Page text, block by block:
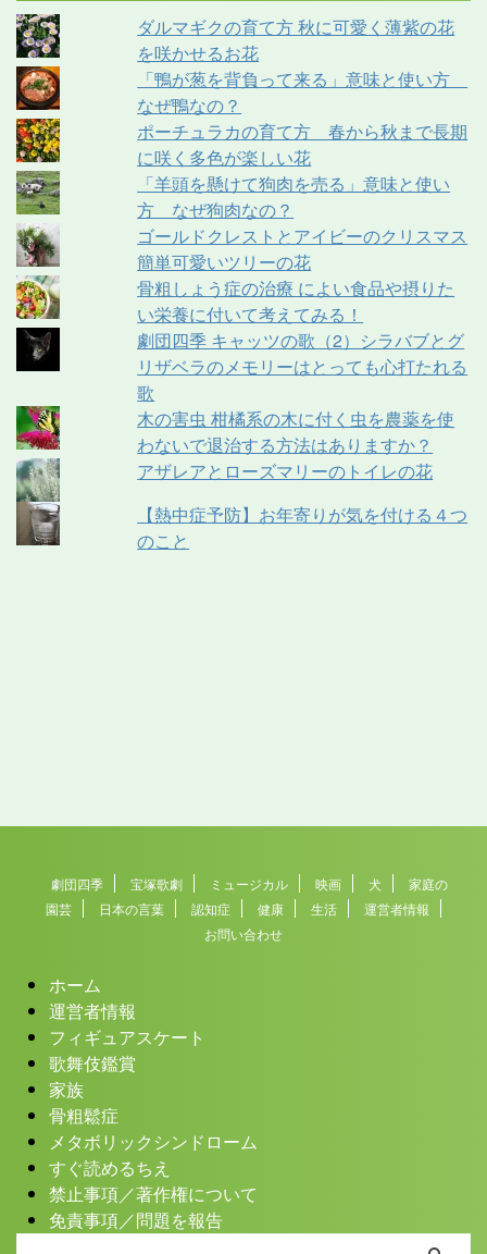
ダルマギクの育て方 秋に可愛く薄紫の花
を咲かせるお花
「鴨が葱を背負って来る」意味と使い方
なぜ鴨なの？
ポーチュラカの育て方 春から秋まで長期
に咲く多色が楽しい花
「羊頭を懸けて狗肉を売る」意味と使い
方 なぜ狗肉なの？
ゴールドクレストとアイビーのクリスマス
簡単可愛いツリーの花
骨粗しょう症の治療 によい食品や摂りた
い栄養に付いて考えてみる！
劇団四季 キャッツの歌（2）シラバブとグ
リザベラのメモリーはとっても心打たれる
歌
木の害虫 柑橘系の木に付く虫を農薬を使
わないで退治する方法はありますか？
アザレアとローズマリーのトイレの花
【熱中症予防】お年寄りが気を付ける４つ
のこと
劇団四季 宝塚歌劇 ミュージカル 映画 犬
家庭の
園芸
日本の言葉 認知症 健康 生活
運営者情報
お問い合わせ
ホーム
運営者情報
フィギュアスケート
歌舞伎鑑賞
家族
骨粗鬆症
メタボリックシンドローム
すぐ読めるちえ
禁止事項／著作権について
免責事項／問題を報告